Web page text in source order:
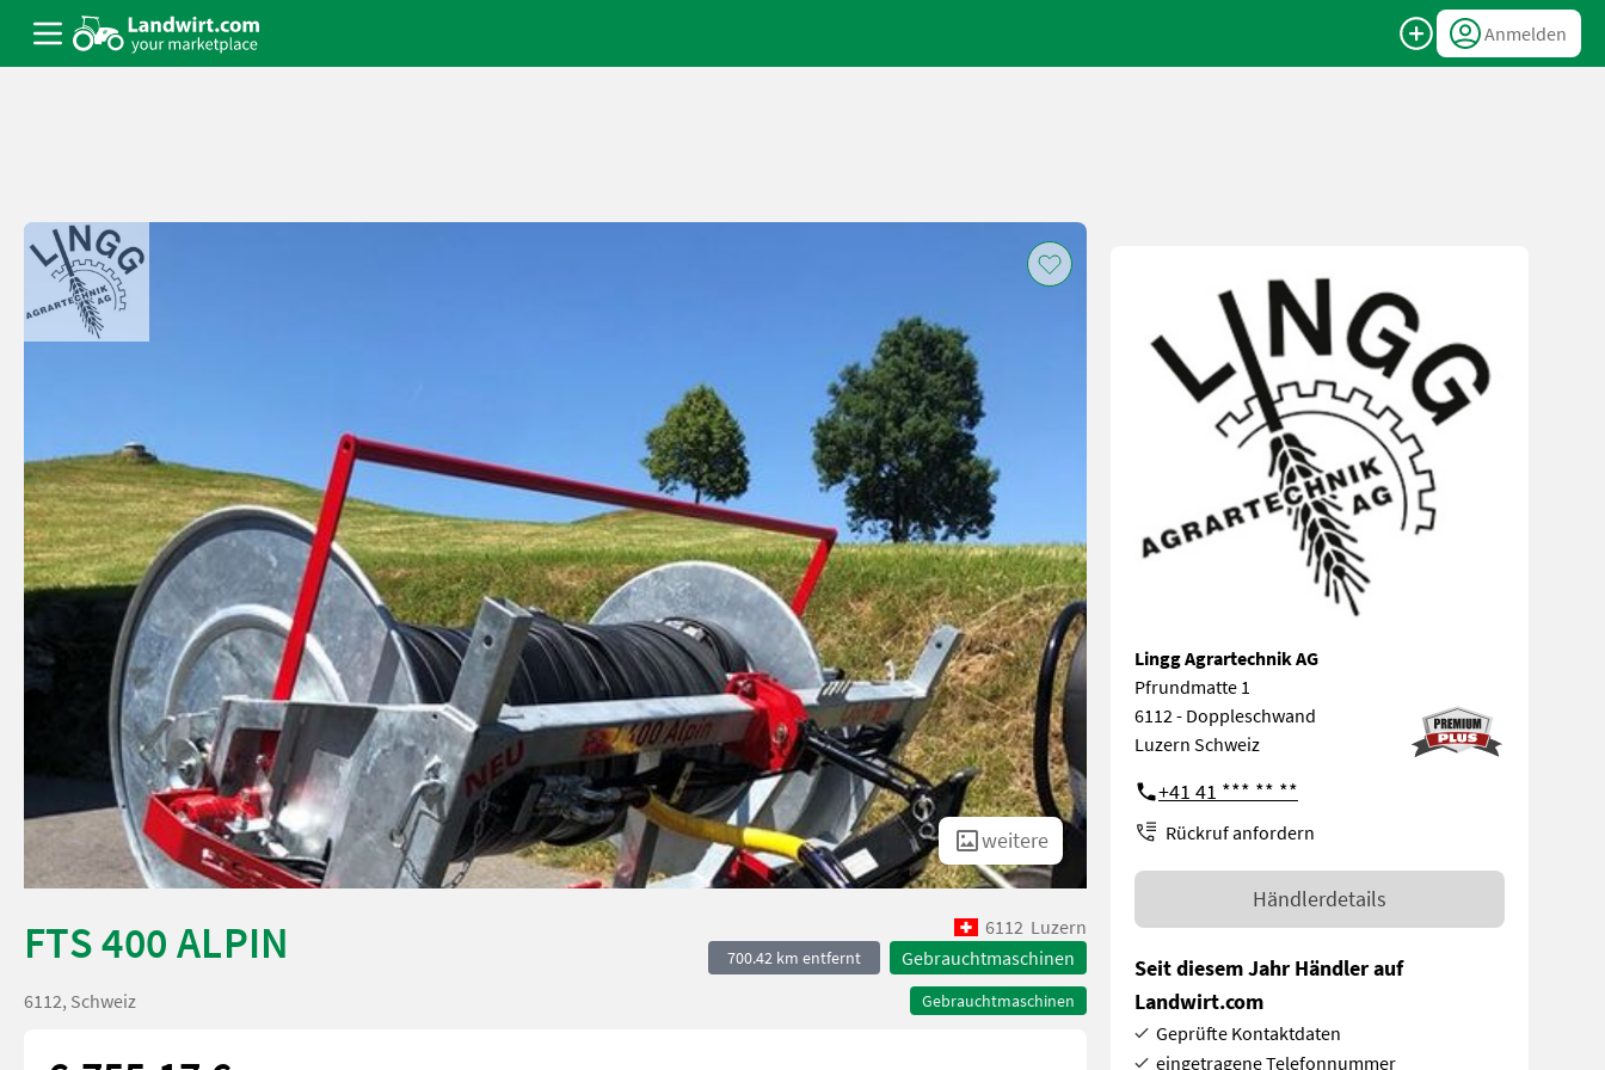
Anmelden
weitere
FTS 400 ALPIN 6112 Luzern
700.42 km entfernt Gebrauchtmaschinen
Gebrauchtmaschinen
6112, Schweiz
Lingg Agrartechnik AG
Pfrundmatte 1
6112 - Doppleschwand
Luzern Schweiz
+41 41 *** ** **
Rückruf anfordern
Händlerdetails
Seit diesem Jahr Händler auf
Landwirt.com
Geprüfte Kontaktdaten
eingetragene Telefonnummer